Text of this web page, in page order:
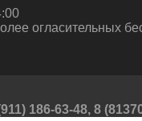
огласительных
186-63-48, 8